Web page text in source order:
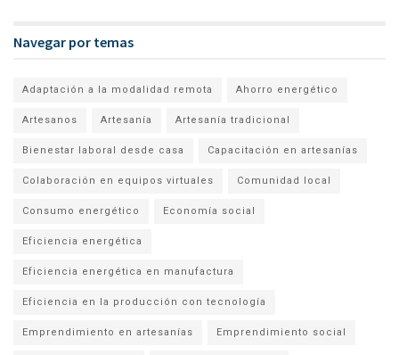
Navegar por temas
Adaptación a la modalidad remota Ahorro energético
Artesanos Artesanía Artesanía tradicional
Bienestar laboral desde casa Capacitación en artesanías
Colaboración en equipos virtuales Comunidad local
Consumo energético Economía social
Eficiencia energética
Eficiencia energética en manufactura
Eficiencia en la producción con tecnología
Emprendimiento en artesanías Emprendimiento social